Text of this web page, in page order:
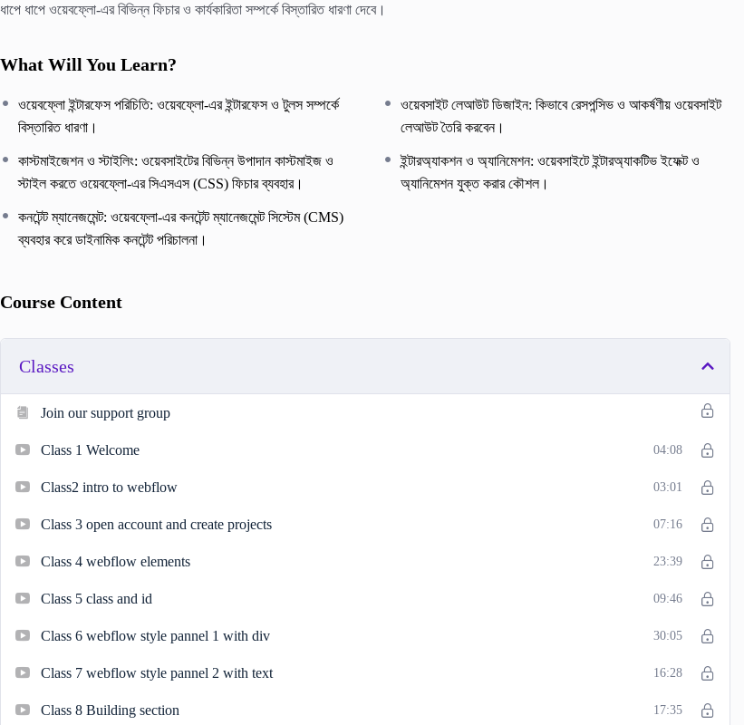
ধাপে ধাপে ওয়েবফ্লো-এর বিভিন্ন ফিচার ও কার্যকারিতা সম্পর্কে বিস্তারিত ধারণা দেবে।
What Will You Learn?
ওয়েবফ্লো ইন্টারফেস পরিচিতি: ওয়েবফ্লো-এর ইন্টারফেস ও টুলস সম্পর্কে
বিস্তারিত ধারণা।
ওয়েবসাইট লেআউট ডিজাইন: কিভাবে রেসপন্সিভ ও আকর্ষণীয় ওয়েবসাইট
লেআউট তৈরি করবেন।
কাস্টমাইজেশন ও স্টাইলিং: ওয়েবসাইটের বিভিন্ন উপাদান কাস্টমাইজ ও
স্টাইল করতে ওয়েবফ্লো-এর সিএসএস (CSS) ফিচার ব্যবহার।
ইন্টারঅ্যাকশন ও অ্যানিমেশন: ওয়েবসাইটে ইন্টারঅ্যাকটিভ ইফেক্ট ও
অ্যানিমেশন যুক্ত করার কৌশল।
কনটেন্ট ম্যানেজমেন্ট: ওয়েবফ্লো-এর কনটেন্ট ম্যানেজমেন্ট সিস্টেম (CMS)
ব্যবহার করে ডাইনামিক কনটেন্ট পরিচালনা।
Course Content
Classes
Join our support group
Class 1 Welcome 04:08
Class2 intro to webflow 03:01
Class 3 open account and create projects 07:16
Class 4 webflow elements 23:39
Class 5 class and id 09:46
Class 6 webflow style pannel 1 with div 30:05
Class 7 webflow style pannel 2 with text 16:28
Class 8 Building section 17:35